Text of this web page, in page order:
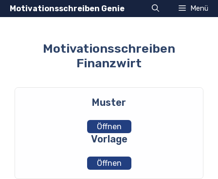
Zum
Inhalt
Motivationsschreiben Genie Menü
Motivationsschreiben
Finanzwirt
Muster
Öffnen
Vorlage
Öffnen